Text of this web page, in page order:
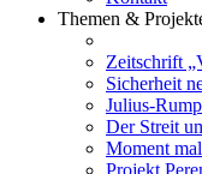
Themen &
Zeitschrift
Sicherheit
Julius-
Der Streit
Moment
Projekt